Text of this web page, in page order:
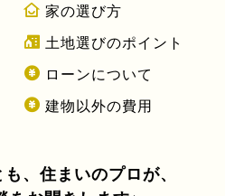
家の選び方
土地選びのポイント
ローンについて
建物以外の費用
、住まいのプロが、